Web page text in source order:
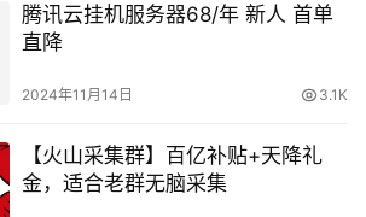
腾讯云挂机服务器68/年 新人 首单
直降
2024年11月14日 3.1K
【火山采集群】百亿补贴+天降礼
金，适合老群无脑采集